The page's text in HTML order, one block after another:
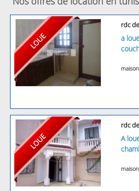
rdc
a
maison
rdc
A
maison